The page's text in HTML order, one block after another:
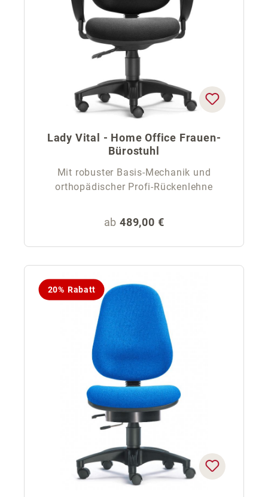
Lady Vital - Home Office Frauen-
Bürostuhl
Mit robuster Basis-Mechanik und
orthopädischer Profi-Rückenlehne
Regulärer Preis:
ab 489,00 €
20% Rabatt